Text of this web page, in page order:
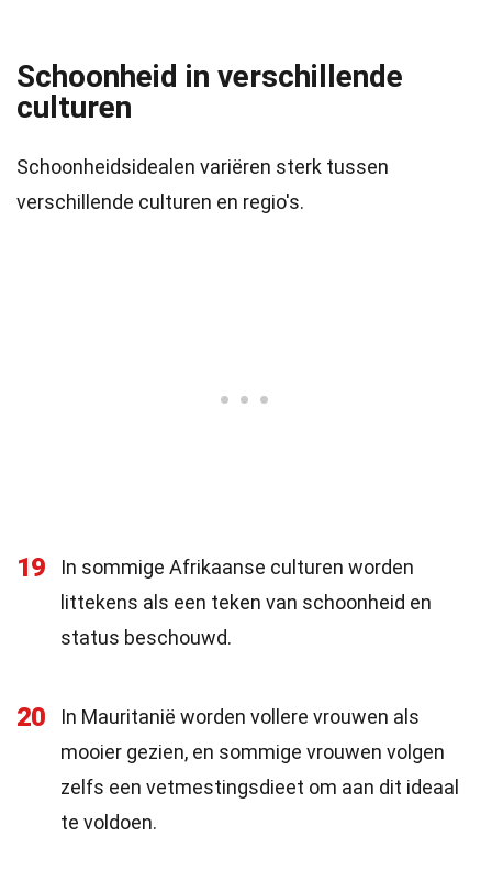
Schoonheid in verschillende
culturen
Schoonheidsidealen variëren sterk tussen
verschillende culturen en regio's.
19
In sommige Afrikaanse culturen worden
littekens als een teken van schoonheid en
status beschouwd.
20
In Mauritanië worden vollere vrouwen als
mooier gezien, en sommige vrouwen volgen
zelfs een vetmestingsdieet om aan dit ideaal
te voldoen.